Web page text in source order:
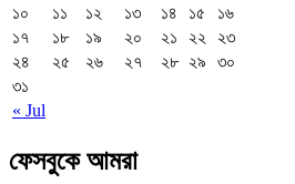
« Jul
১০
১১ ১২ ১৩ ১৪ ১৫
১৬
১৭
১৮ ১৯ ২০ ২১ ২২
২৩
২৪
২৫ ২৬ ২৭ ২৮ ২৯
৩০
৩১
ফেসবুকে আমরা